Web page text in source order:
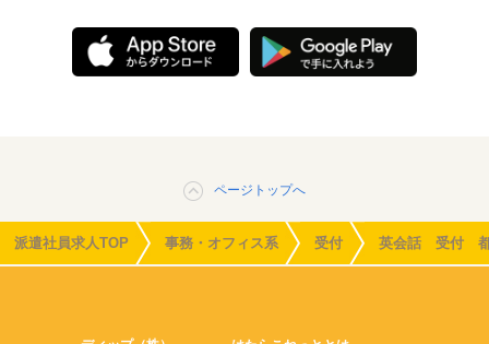
ページトップへ
派遣社員求人TOP 事務・オフィス系 受付 英会話 受付